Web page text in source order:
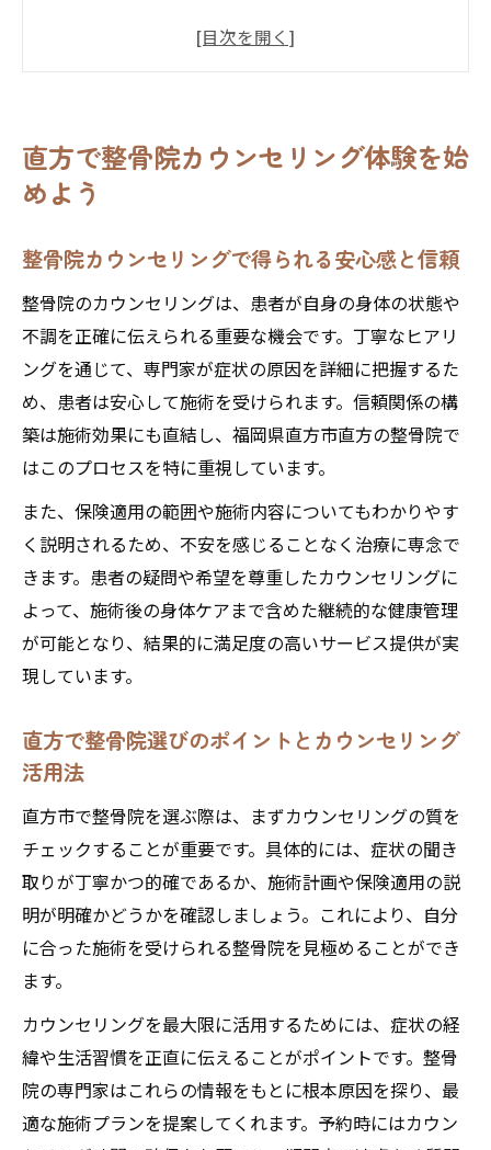
直方で整骨院選びのポイントとカウンセリ
整骨院カウンセリングが身体の悩みを解決
応力
身体の悩み相談なら整骨院カウンセリングが安
心
身体の痛みや不調は整骨院カウンセリング
で相談
整骨院カウンセリングで悩みを丁寧にヒア
リング
整骨院カウンセリングで的確なアドバイス
を受ける
身体ケアの第一歩は整骨院カウンセリング
から
整骨院の専門家が悩みを一緒に解消するサ
ポート
福岡県直方市直方で受ける整骨院カウンセリン
グの流れ
の流れ
カウンセリングで分かる整骨院の施術方針
とは
整骨院カウンセリングで症状や悩みを明確
い説明
整骨院カウンセリング後の施術までのステ
ップ解説
整骨院における丁寧なヒアリングで不調の原因
直方で整骨院カウンセリング体験を始
めよう
整骨院カウンセリングで得られる安心感と信頼
整骨院のカウンセリングは、患者が自身の身体の状態や
不調を正確に伝えられる重要な機会です。丁寧なヒアリ
ングを通じて、専門家が症状の原因を詳細に把握するた
め、患者は安心して施術を受けられます。信頼関係の構
築は施術効果にも直結し、福岡県直方市直方の整骨院で
はこのプロセスを特に重視しています。
また、保険適用の範囲や施術内容についてもわかりやす
く説明されるため、不安を感じることなく治療に専念で
きます。患者の疑問や希望を尊重したカウンセリングに
よって、施術後の身体ケアまで含めた継続的な健康管理
が可能となり、結果的に満足度の高いサービス提供が実
現しています。
直方で整骨院選びのポイントとカウンセリング
活用法
直方市で整骨院を選ぶ際は、まずカウンセリングの質を
チェックすることが重要です。具体的には、症状の聞き
取りが丁寧かつ的確であるか、施術計画や保険適用の説
明が明確かどうかを確認しましょう。これにより、自分
に合った施術を受けられる整骨院を見極めることができ
ます。
カウンセリングを最大限に活用するためには、症状の経
緯や生活習慣を正直に伝えることがポイントです。整骨
院の専門家はこれらの情報をもとに根本原因を探り、最
適な施術プランを提案してくれます。予約時にはカウン